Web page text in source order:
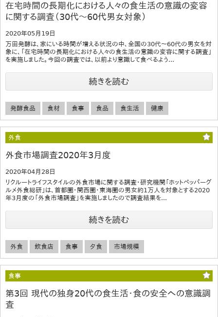
在宅時間の長期化における人々の食生活の意識の変容
に関する調査（30代～60代男女対象）
2020年05月19日
万田発酵は、家にいる時間が増える状況の中、全国の30代～60代の男女を対
象に、「在宅時間の長期化における人々の食生活の意識の変容に関する調査」
を実施しました。今回の調査では、以前より意識して食べるよう...
続きを読む
発酵食品 食材 食事 食品 食生活 健康
外食
外食市場調査2020年3月度
2020年04月28日
リクルートライフスタイルの外食市場に関する調査・研究機関「ホットペッパーグ
ルメ外食総研」は、首都圏・関西圏・東海圏の男女約1万人を対象とする2020
年3月度の「外食市場調査」を実施しましたので調査結果を...
続きを読む
外食 飲食店 食事 夕食 市場規模
食事
第3回 現代の独身20代の食生活・食の安全への意識調
査